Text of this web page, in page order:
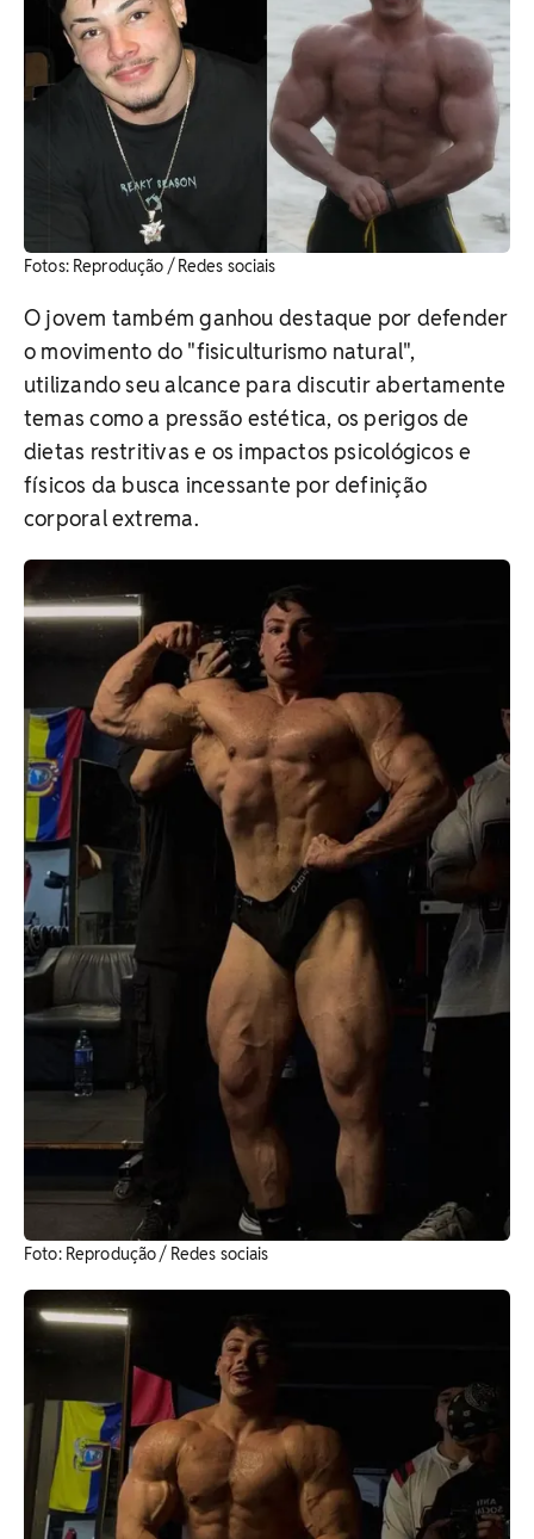
Fotos: Reprodução / Redes sociais
O jovem também ganhou destaque por defender
o movimento do "fisiculturismo natural",
utilizando seu alcance para discutir abertamente
temas como a pressão estética, os perigos de
dietas restritivas e os impactos psicológicos e
físicos da busca incessante por definição
corporal extrema.
Foto: Reprodução / Redes sociais